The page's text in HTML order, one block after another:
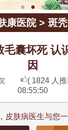
康医院>斑秃
毛囊坏死 认
因
( 1824 人推
08:55:50
皮肤病医生与您